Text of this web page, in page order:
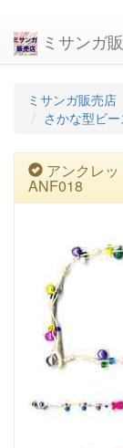
ミサンガ
ミサンガ販売店
さかな型ビ
アンクレ
ANF018